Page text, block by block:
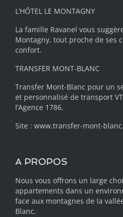
L’HÔTEL LE MONTAGNY
La famille Ravanel vous
Montagny, tout proche de ses
confort.
TRANSFER MONT-BLANC
Transfer Mont-Blanc pour un
et personnalisé de transport
l’Agence 1786.
Site : www.transfer-mont-
A PROPOS
Nous vous offrons un large
appartements dans un
face aux montagnes de la
Blanc.